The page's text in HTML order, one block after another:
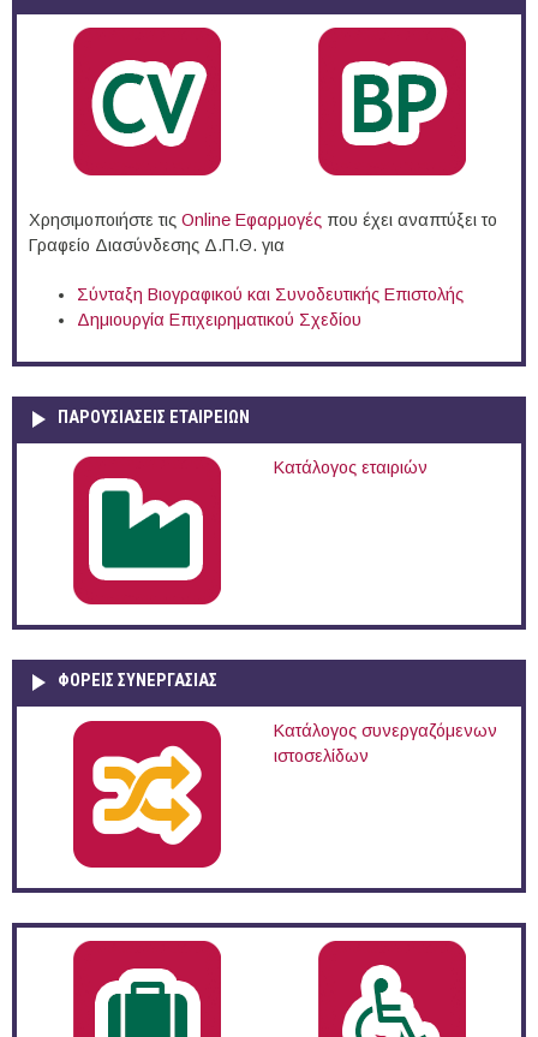
Χρησιμοποιήστε τις Online Eφαρμογές που έχει αναπτύξει το
Γραφείο Διασύνδεσης Δ.Π.Θ. για
Σύνταξη Βιογραφικού και Συνοδευτικής Επιστολής
Δημιουργία Επιχειρηματικού Σχεδίου
ΠΑΡΟΥΣΙΆΣΕΙΣ ΕΤΑΙΡΕΙΏΝ
Κατάλογος εταιριών
ΦΟΡΕΙΣ ΣΥΝΕΡΓΑΣΙΑΣ
Κατάλογος συνεργαζόμενων
ιστοσελίδων